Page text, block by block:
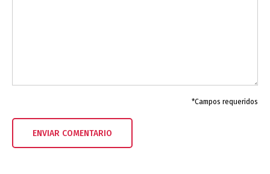
*Campos requeridos